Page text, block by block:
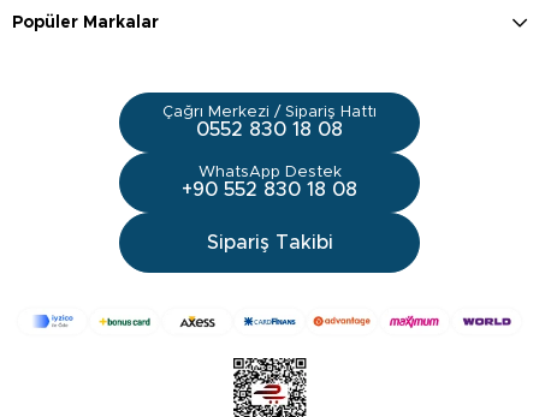
Popüler Markalar
Çağrı Merkezi / Sipariş Hattı
0552 830 18 08
WhatsApp Destek
+90 552 830 18 08
Sipariş Takibi